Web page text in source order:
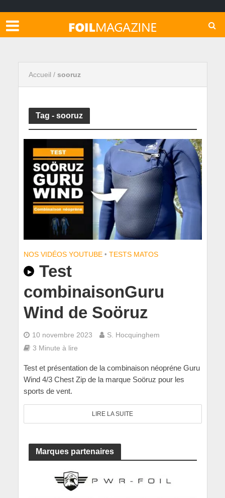
Accueil / sooruz
Tag - sooruz
NOS VIDÉOS YOUTUBE • TESTS MATOS
Test
combinaisonGuru
Wind de Soöruz
10 novembre 2023
S. Hocquinghem
3 Minute à lire
Test et présentation de la combinaison néopréne Guru
Wind 4/3 Chest Zip de la marque Soöruz pour les
sports de vent.
LIRE LA SUITE
Marques partenaires